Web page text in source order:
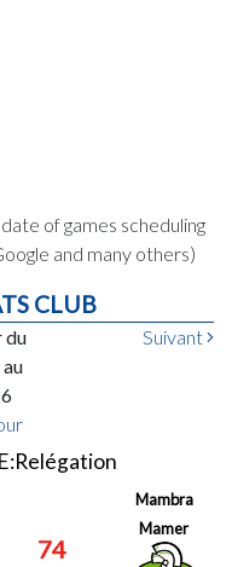
of games scheduling
and many others)
CLUB
du
Suivant
74
Mambra
Mamer